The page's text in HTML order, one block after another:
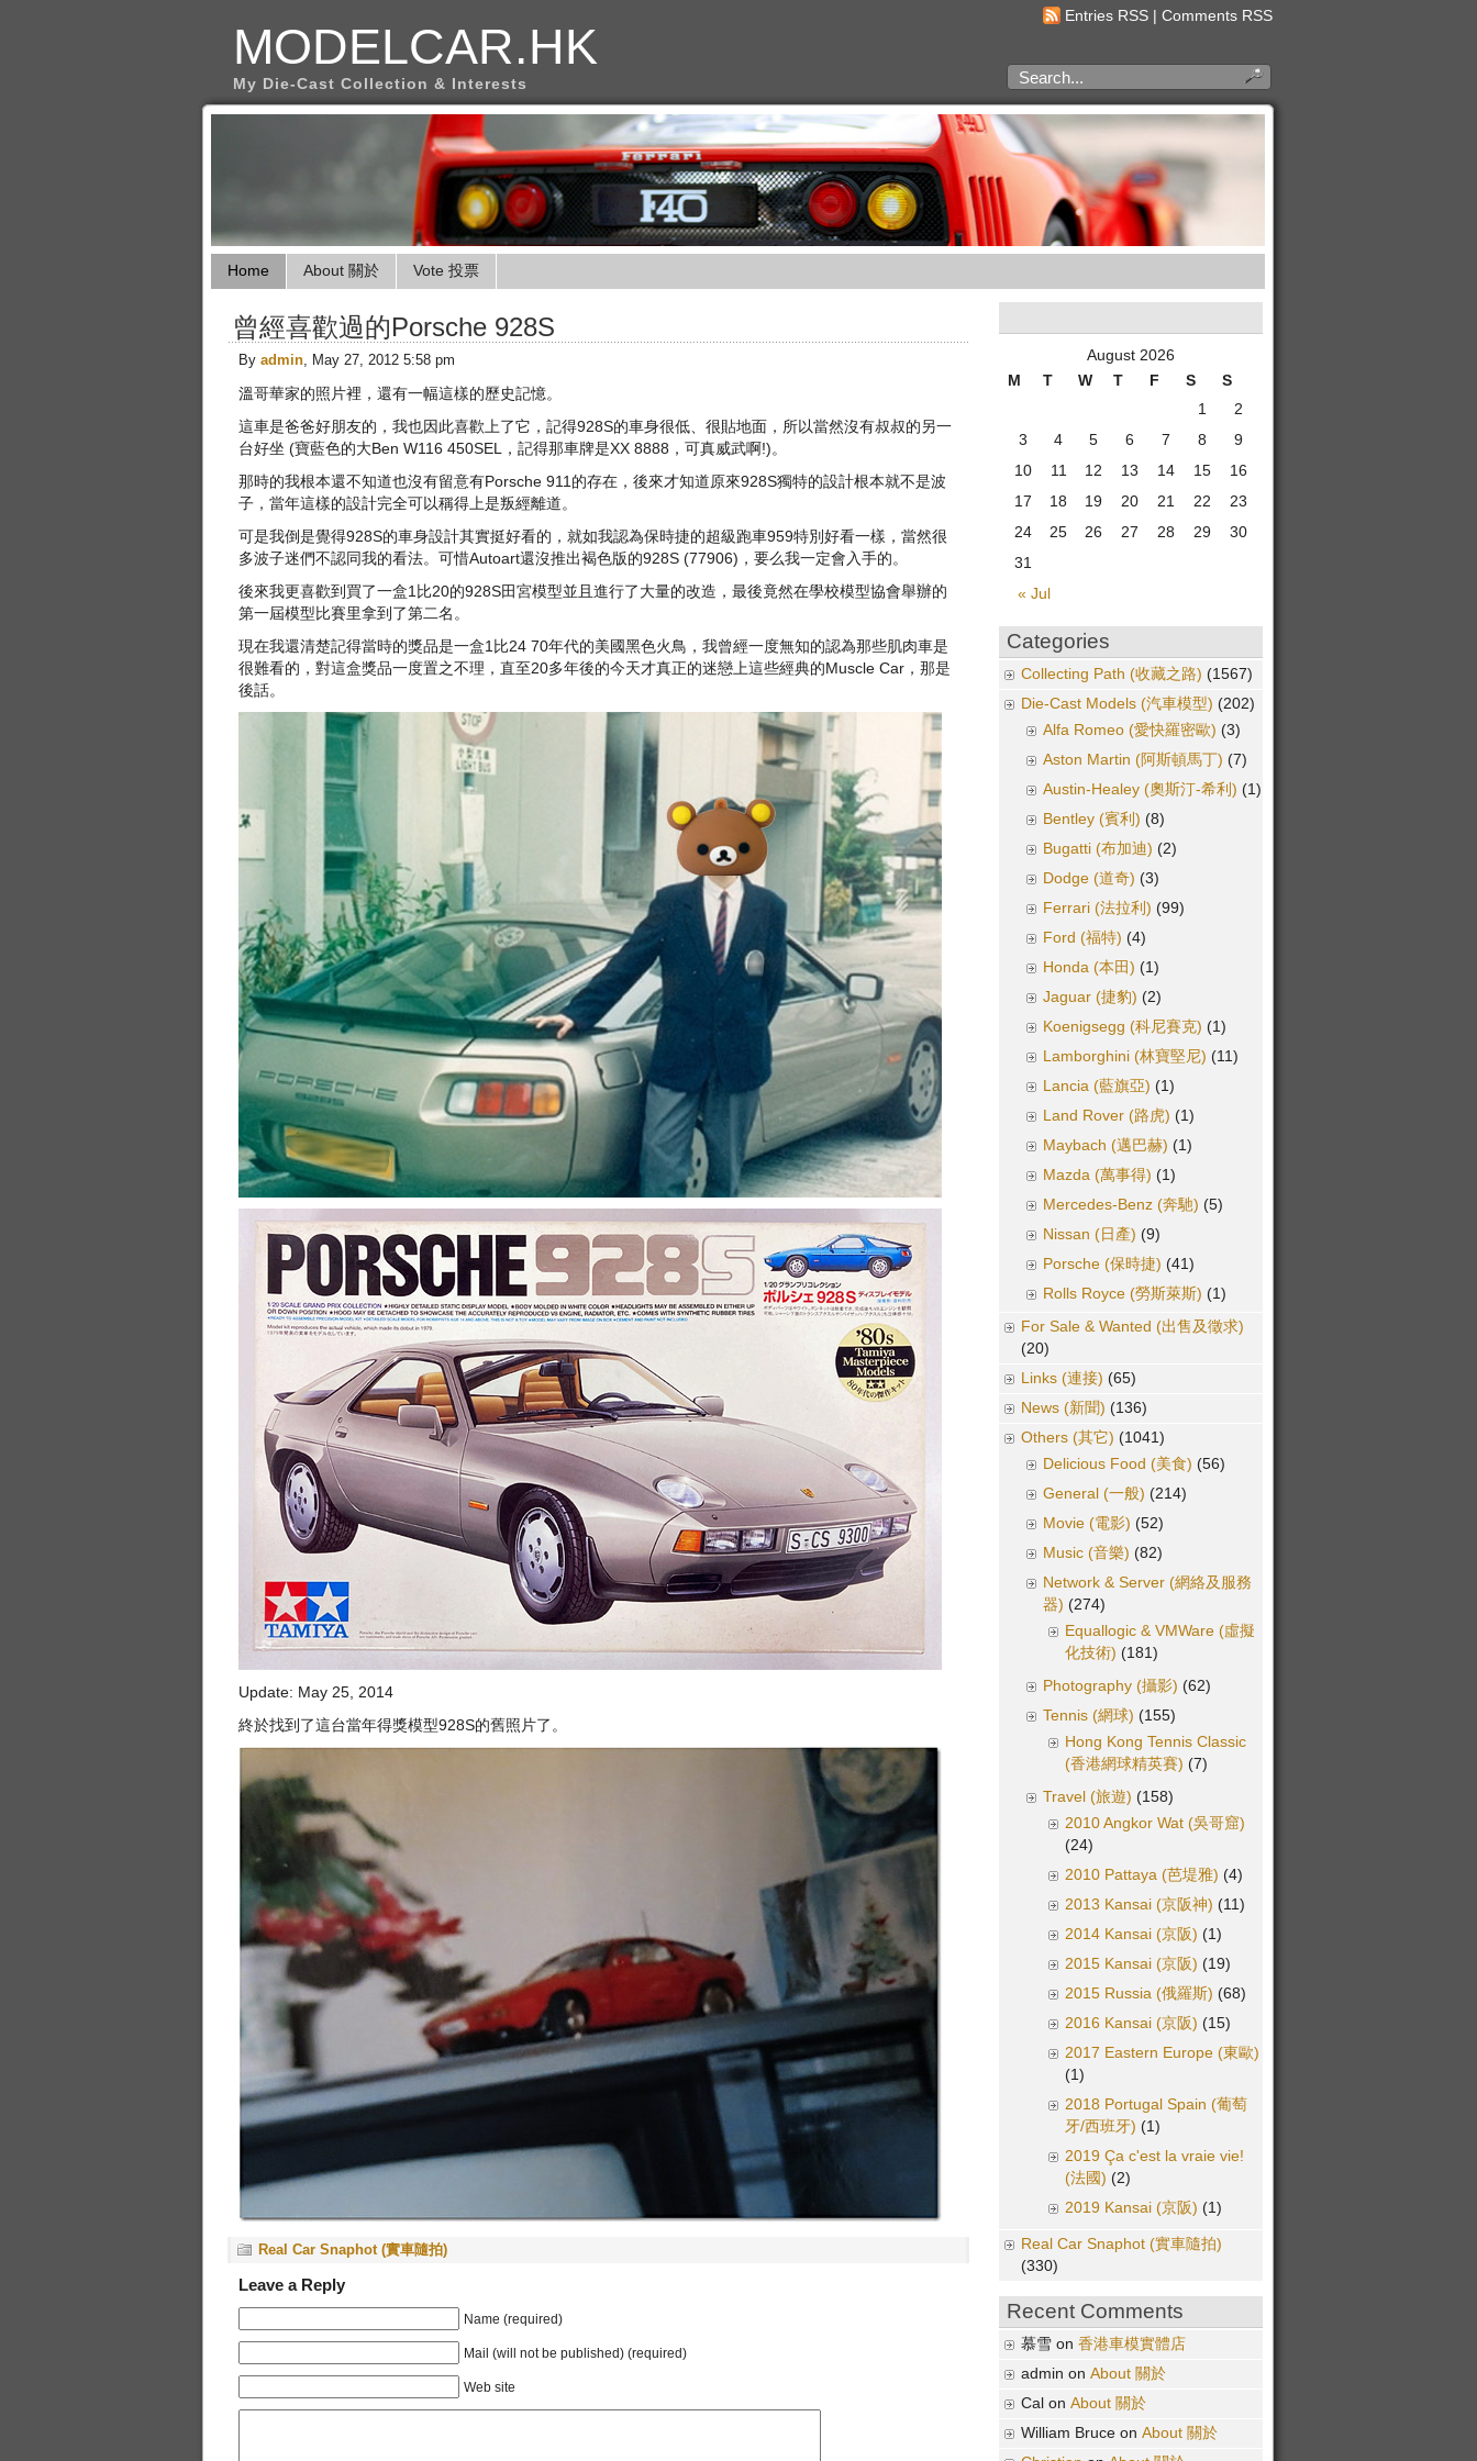
Entries RSS | Comments RSS
MODELCAR.HK
My Die-Cast Collection & Interests
Home About 關於 Vote 投票
曾經喜歡過的Porsche 928S
By admin, May 27, 2012 5:58 pm
溫哥華家的照片裡，還有一幅這樣的歷史記憶。
這車是爸爸好朋友的，我也因此喜歡上了它，記得928S的車身很低、很貼地面，所以當然沒有叔叔的另一
台好坐 (寶藍色的大Ben W116 450SEL，記得那車牌是XX 8888，可真威武啊!)。
那時的我根本還不知道也沒有留意有Porsche 911的存在，後來才知道原來928S獨特的設計根本就不是波
子，當年這樣的設計完全可以稱得上是叛經離道。
可是我倒是覺得928S的車身設計其實挺好看的，就如我認為保時捷的超級跑車959特別好看一樣，當然很
多波子迷們不認同我的看法。可惜Autoart還沒推出褐色版的928S (77906)，要么我一定會入手的。
後來我更喜歡到買了一盒1比20的928S田宮模型並且進行了大量的改造，最後竟然在學校模型協會舉辦的
第一屆模型比賽里拿到了第二名。
現在我還清楚記得當時的獎品是一盒1比24 70年代的美國黑色火鳥，我曾經一度無知的認為那些肌肉車是
很難看的，對這盒獎品一度置之不理，直至20多年後的今天才真正的迷戀上這些經典的Muscle Car，那是
後話。
Update: May 25, 2014
終於找到了這台當年得獎模型928S的舊照片了。
Real Car Snaphot (實車隨拍)
Leave a Reply
Name (required)
Mail (will not be published) (required)
Web site
August 2026
M
T W T F S S
« Jul
1
2
3
4 5 6 7 8
9
10
11 12 13 14 15
16
17
18 19 20 21 22
23
24
25 26 27 28 29
30
31
Categories
Collecting Path (收藏之路) (1567)
Die-Cast Models (汽車模型) (202)
Alfa Romeo (愛快羅密歐) (3)
Aston Martin (阿斯頓馬丁) (7)
Austin-Healey (奧斯汀-希利) (1)
Bentley (賓利) (8)
Bugatti (布加迪) (2)
Dodge (道奇) (3)
Ferrari (法拉利) (99)
Ford (福特) (4)
Honda (本田) (1)
Jaguar (捷豹) (2)
Koenigsegg (科尼賽克) (1)
Lamborghini (林寶堅尼) (11)
Lancia (藍旗亞) (1)
Land Rover (路虎) (1)
Maybach (邁巴赫) (1)
Mazda (萬事得) (1)
Mercedes-Benz (奔馳) (5)
Nissan (日產) (9)
Porsche (保時捷) (41)
Rolls Royce (勞斯萊斯) (1)
For Sale & Wanted (出售及徵求)
(20)
Links (連接) (65)
News (新聞) (136)
Others (其它) (1041)
Delicious Food (美食) (56)
General (一般) (214)
Movie (電影) (52)
Music (音樂) (82)
Network & Server (網絡及服務
器) (274)
Equallogic & VMWare (虛擬
化技術) (181)
Photography (攝影) (62)
Tennis (網球) (155)
Hong Kong Tennis Classic
(香港網球精英賽) (7)
Travel (旅遊) (158)
2010 Angkor Wat (吳哥窟)
(24)
2010 Pattaya (芭堤雅) (4)
2013 Kansai (京阪神) (11)
2014 Kansai (京阪) (1)
2015 Kansai (京阪) (19)
2015 Russia (俄羅斯) (68)
2016 Kansai (京阪) (15)
2017 Eastern Europe (東歐)
(1)
2018 Portugal Spain (葡萄
牙/西班牙) (1)
2019 Ça c'est la vraie vie!
(法國) (2)
2019 Kansai (京阪) (1)
Real Car Snaphot (實車隨拍)
(330)
Recent Comments
慕雪 on 香港車模實體店
admin on About 關於
Cal on About 關於
William Bruce on About 關於